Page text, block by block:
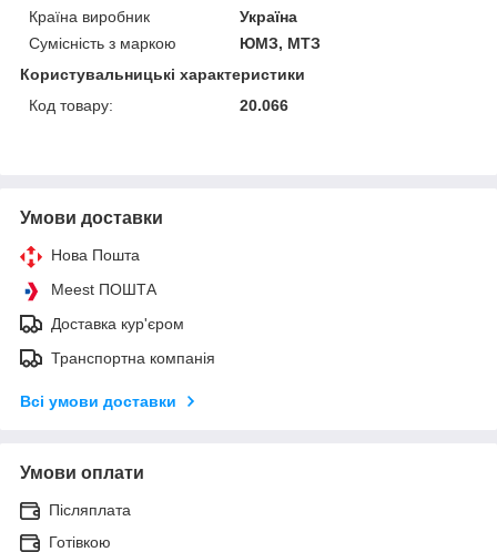
Країна виробник
Україна
Сумісність з маркою
ЮМЗ, МТЗ
Користувальницькі характеристики
Код товару:
20.066
Умови доставки
Нова Пошта
Meest ПОШТА
Доставка кур'єром
Транспортна компанія
Всі умови доставки
Умови оплати
Післяплата
Готівкою